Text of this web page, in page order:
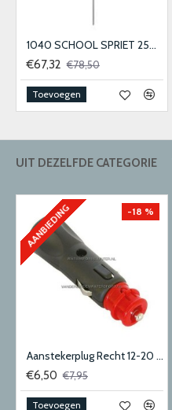
1040 SCHOOL SPRIET 25MM
€67,32 €78,50
Toevoegen
UIT DEZELFDE CATEGORIE
AANBIEDING -18 %
Aanstekerplug Recht 12-20 mm
€6,50 €7,95
Toevoegen